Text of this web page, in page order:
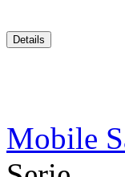
Mobile